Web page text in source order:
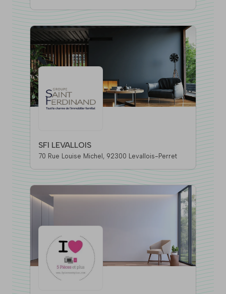
SFI LEVALLOIS
70 Rue Louise Michel, 92300 Levallois-Perret